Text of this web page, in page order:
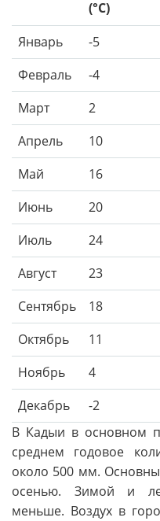
(°C)
Январь -5
Февраль
-4
Март
2
Апрель
10
Май
16
Июнь
20
Июль
24
Август
23
Сентябрь
18
Октябрь
11
Ноябрь
4
Декабрь
-2
В Кадыи в основном
среднем годовое
около 500 мм.
осенью. Зимой и
меньше. Воздух в